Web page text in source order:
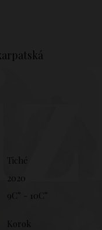
Tiché
2020
9C° - 10C°
Korok